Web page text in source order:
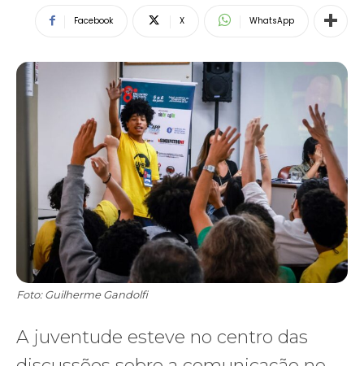
Facebook X WhatsApp
Foto: Guilherme Gandolfi
A juventude esteve no centro das